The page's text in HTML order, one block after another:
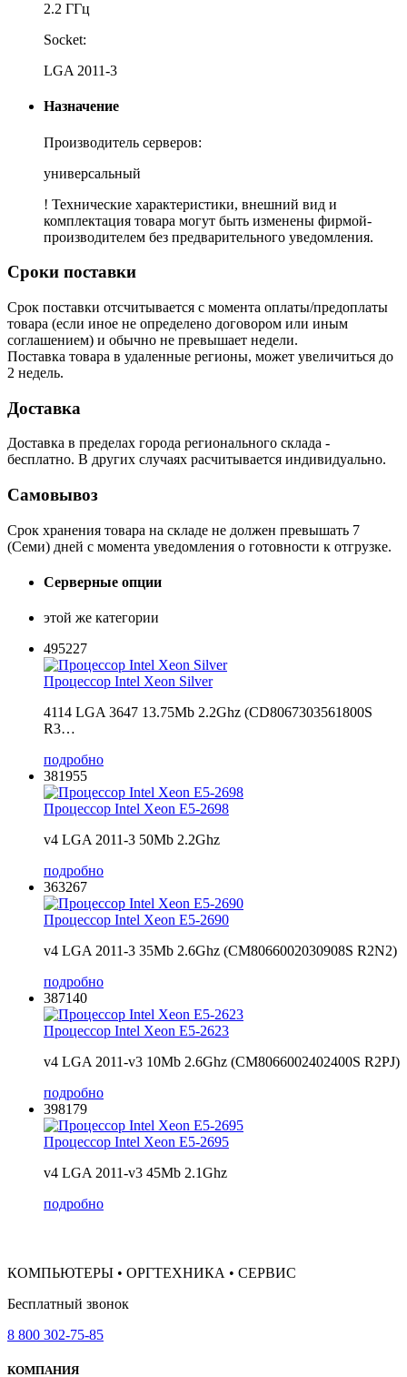
2.2 ГГц
Socket:
LGA 2011-3
Назначение
Производитель серверов:
универсальный
! Технические характеристики, внешний вид и
комплектация товара могут быть изменены фирмой-
производителем без предварительного уведомления.
Сроки поставки
Срок поставки отсчитывается с момента оплаты/предоплаты
товара (если иное не определено договором или иным
соглашением) и обычно не превышает недели.
Поставка товара в удаленные регионы, может увеличиться до
2 недель.
Доставка
Доставка в пределах города регионального склада -
бесплатно. В других случаях расчитывается индивидуально.
Самовывоз
Срок хранения товара на складе не должен превышать 7
(Семи) дней с момента уведомления о готовности к отгрузке.
Серверные опции
этой же категории
495227
Процессор Intel Xeon Silver
4114 LGA 3647 13.75Mb 2.2Ghz (CD8067303561800S
R3…
подробно
381955
Процессор Intel Xeon E5-2698
v4 LGA 2011-3 50Mb 2.2Ghz
подробно
363267
Процессор Intel Xeon E5-2690
v4 LGA 2011-3 35Mb 2.6Ghz (CM8066002030908S R2N2)
подробно
387140
Процессор Intel Xeon E5-2623
v4 LGA 2011-v3 10Mb 2.6Ghz (CM8066002402400S R2PJ)
подробно
398179
Процессор Intel Xeon E5-2695
v4 LGA 2011-v3 45Mb 2.1Ghz
подробно
КОМПЬЮТЕРЫ • ОРГТЕХНИКА • СЕРВИС
Бесплатный звонок
8 800 302-75-85
КОМПАНИЯ